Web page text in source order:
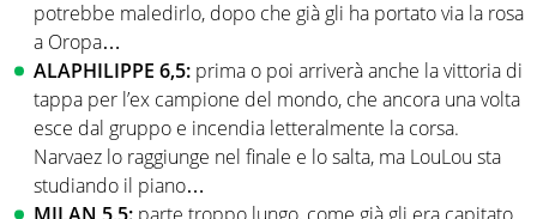
potrebbe maledirlo, dopo che già gli ha portato via la rosa
a Oropa…
ALAPHILIPPE 6,5: prima o poi arriverà anche la vittoria di
tappa per l’ex campione del mondo, che ancora una volta
esce dal gruppo e incendia letteralmente la corsa.
Narvaez lo raggiunge nel finale e lo salta, ma LouLou sta
studiando il piano…